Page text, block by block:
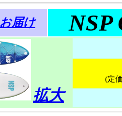
お届け NSP
拡大
(定